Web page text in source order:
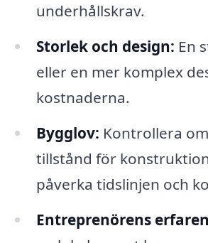
underhållskrav.
Storlek och design: En
eller en mer komplex
kostnaderna.
Bygglov: Kontrollera
tillstånd för
påverka tidslinjen och
Entreprenörens